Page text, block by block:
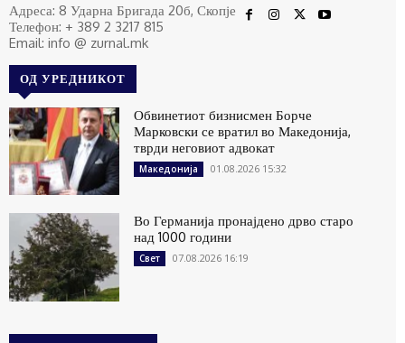
Адреса: 8 Ударна Бригада 20б, Скопје
Телефон: + 389 2 3217 815
Email: info @ zurnal.mk
ОД УРЕДНИКОТ
Обвинетиот бизнисмен Борче
Марковски се вратил во Македонија,
тврди неговиот адвокат
Македонија 01.08.2026 15:32
Во Германија пронајдено дрво старо
над 1000 години
Свет 07.08.2026 16:19